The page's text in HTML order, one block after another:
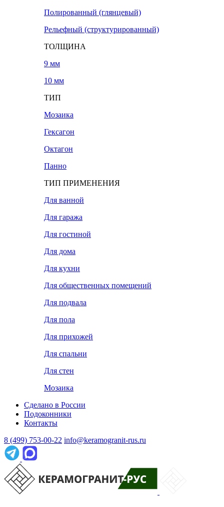
Полированный (глянцевый)
Рельефный (структурированный)
ТОЛЩИНА
9 мм
10 мм
ТИП
Мозаика
Гексагон
Октагон
Панно
ТИП ПРИМЕНЕНИЯ
Для ванной
Для гаража
Для гостиной
Для дома
Для кухни
Для общественных помещений
Для подвала
Для пола
Для прихожей
Для спальни
Для стен
Мозаика
Сделано в России
Подоконники
Контакты
8 (499) 753-00-22 info@keramogranit-rus.ru